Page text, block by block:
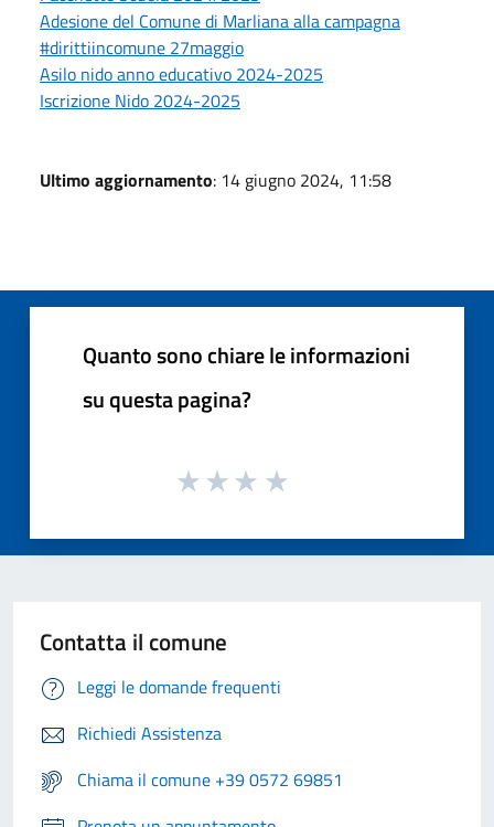
Adesione del Comune di Marliana alla campagna
#dirittiincomune 27maggio
Asilo nido anno educativo 2024-2025
Iscrizione Nido 2024-2025
Ultimo aggiornamento: 14 giugno 2024, 11:58
Quanto sono chiare le informazioni
su questa pagina?
Contatta il comune
Leggi le domande frequenti
Richiedi Assistenza
Chiama il comune +39 0572 69851